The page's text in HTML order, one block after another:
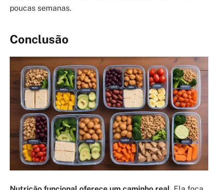
poucas semanas.
Conclusão